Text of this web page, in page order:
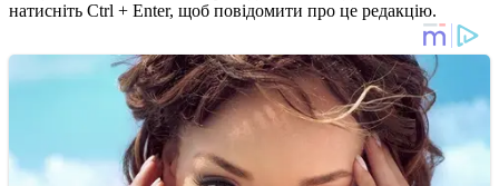
натисніть Ctrl + Enter, щоб повідомити про це редакцію.